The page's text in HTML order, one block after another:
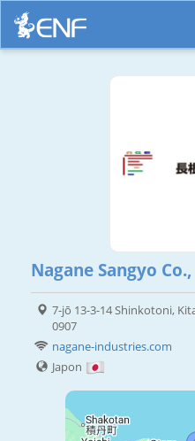
Nagane Sangyo
7-jō 13-3-14 Shinkotoni,
0907
nagane-industries.com
Japon